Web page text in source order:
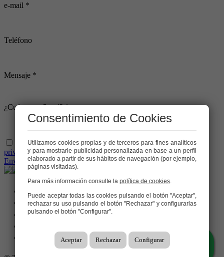
e-mail *
Teléfono
Mensaje *
¿Cuánto es: 3 + 4? *
He leído y acepto las condiciones legales y de política de
privacidad
Enviar
Consentimiento de Cookies
Utilizamos cookies propias y de terceros para fines analíticos
y para mostrarle publicidad personalizada en base a un perfil
elaborado a partir de sus hábitos de navegación (por ejemplo,
páginas visitadas).
Para más información consulte la política de cookies.
Puede aceptar todas las cookies pulsando el botón "Aceptar",
rechazar su uso pulsando el botón "Rechazar" y configurarlas
pulsando el botón "Configurar".
Aceptar Rechazar Configurar